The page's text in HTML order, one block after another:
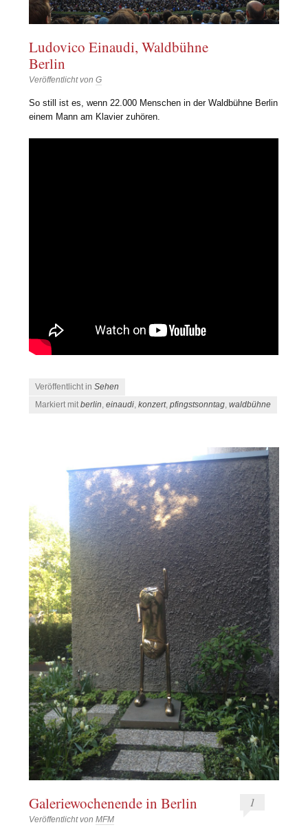
Ludovico Einaudi, Waldbühne
Berlin
Veröffentlicht vonG
So still ist es, wenn 22.000 Menschen in der Waldbühne Berlin
einem Mann am Klavier zuhören.
Veröffentlicht inSehen
Markiert mitberlin,einaudi,konzert,pfingstsonntag,waldbühne
Galeriewochenende in Berlin
Veröffentlicht vonMFM
1